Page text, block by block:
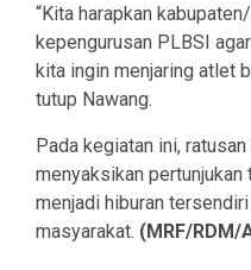
“Kita harapkan
kepengurusan PLBSI
kita ingin menjaring atlet
tutup Nawang.
Pada kegiatan ini,
menyaksikan
menjadi hiburan
masyarakat. (MRF/RDM/